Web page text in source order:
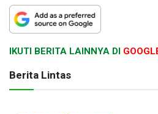
IKUTI BERITA LAINNYA DI
Berita Lintas